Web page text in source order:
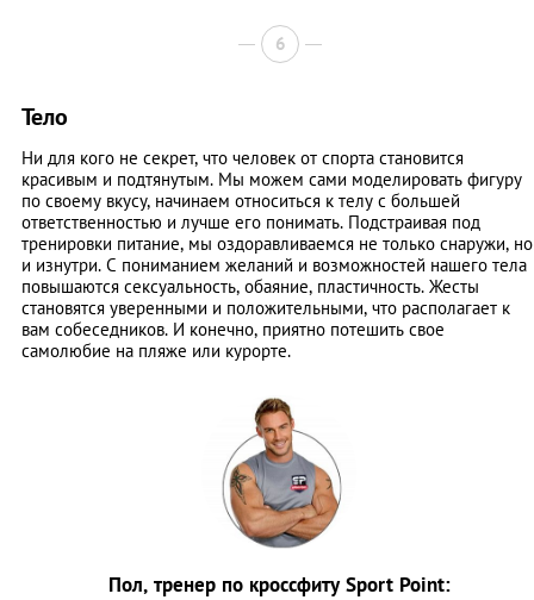
6
Тело
Ни для кого не секрет, что человек от спорта становится
красивым и подтянутым. Мы можем сами моделировать фигуру
по своему вкусу, начинаем относиться к телу с большей
ответственностью и лучше его понимать. Подстраивая под
тренировки питание, мы оздоравливаемся не только снаружи, но
и изнутри. С пониманием желаний и возможностей нашего тела
повышаются сексуальность, обаяние, пластичность. Жесты
становятся уверенными и положительными, что располагает к
вам собеседников. И конечно, приятно потешить свое
самолюбие на пляже или курорте.
Пол, тренер по кроссфиту Sport Point: